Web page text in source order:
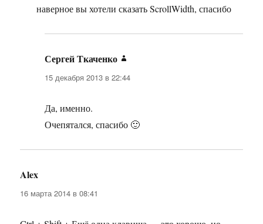
наверное вы хотели сказать ScrollWidth, спасибо
Сергей Ткаченко
15 декабря 2013 в 22:44
Да, именно.
Очепятался, спасибо 🙂
Alex
16 марта 2014 в 08:41